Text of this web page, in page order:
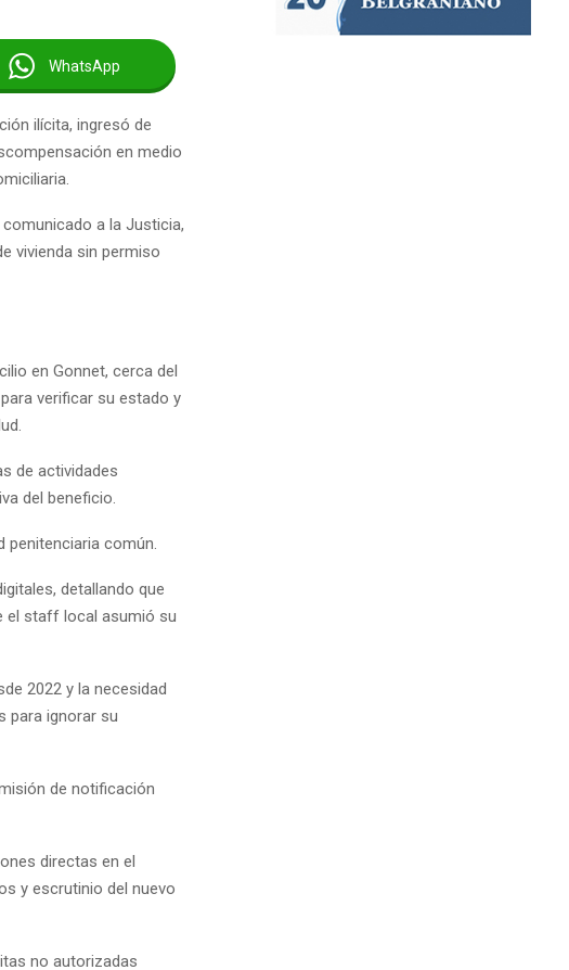
WhatsApp
ilícita, ingresó de
en medio
a la Justicia,
vivienda sin permiso
en Gonnet, cerca del
verificar su estado y
de actividades
del beneficio.
penitenciaria común.
detallando que
el staff local asumió su
2022 y la necesidad
para ignorar su
de notificación
directas en el
y escrutinio del nuevo
no autorizadas